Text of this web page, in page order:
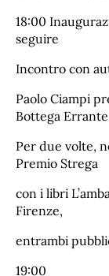
18:00
seguire
Incontro con
Paolo Ciampi
Bottega
Per due volte,
Premio Strega
con i libri
Firenze,
entrambi
19:00